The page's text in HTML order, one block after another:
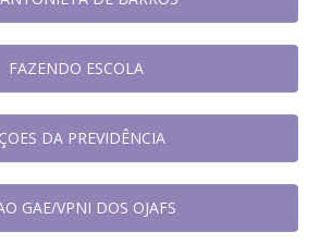
FAZENDO ESCOLA
DA PREVIDÊNCIA
GAE/VPNI DOS OJAFS